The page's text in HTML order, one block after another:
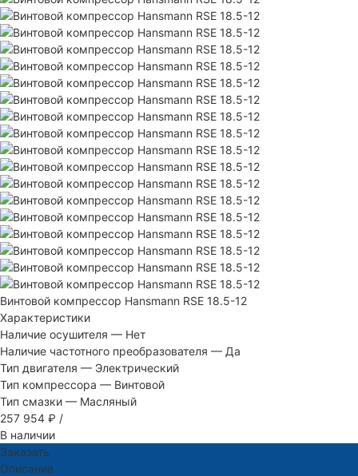
Винтовой компрессор Hansmann RSE 18.5-12
Характеристики
Наличие осушителя — Нет
Наличие частотного преобразователя — Да
Тип двигателя — Электрический
Тип компрессора — Винтовой
Тип смазки — Масляный
257 954 ₽ /
В наличии
Заказать
Описание